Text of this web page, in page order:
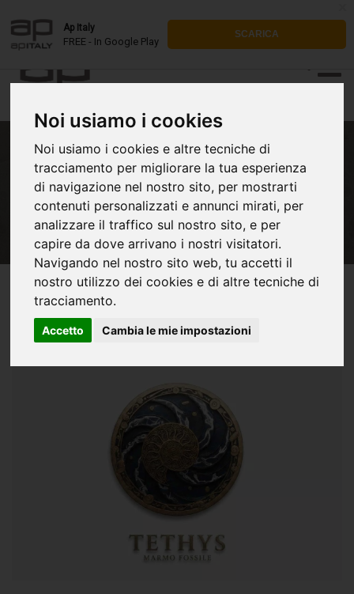
Noi usiamo i cookies
Noi usiamo i cookies e altre tecniche di
tracciamento per migliorare la tua esperienza
di navigazione nel nostro sito, per mostrarti
contenuti personalizzati e annunci mirati, per
analizzare il traffico sul nostro sito, e per
capire da dove arrivano i nostri visitatori.
Navigando nel nostro sito web, tu accetti il
nostro utilizzo dei cookies e di altre tecniche di
tracciamento.
Accetto Cambia le mie impostazioni
Ap Italy
FREE - In Google Play
SCARICA
TETHYS - Marmo Fossile